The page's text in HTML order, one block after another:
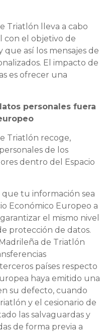
Triatlón lleva a cabo
con el objetivo de
que así los mensajes de
El impacto de
es ofrecer una
personales fuera
Triatlón recoge,
de los
dentro del Espacio
que tu información sea
Económico Europeo a
el mismo nivel
protección de datos.
de Triatlón
países respecto
haya emitido una
su defecto, cuando
y el cesionario de
las salvaguardas y
de forma previa a